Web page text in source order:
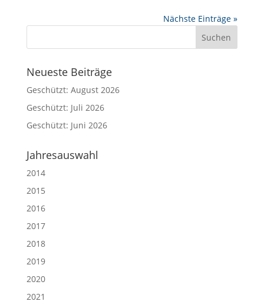
Nächste Einträge »
Neueste Beiträge
Geschützt: August 2026
Geschützt: Juli 2026
Geschützt: Juni 2026
Jahresauswahl
2014
2015
2016
2017
2018
2019
2020
2021